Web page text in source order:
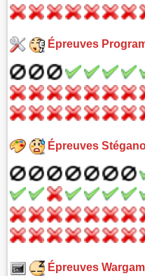
Épreuves
Épreuves
Épreuves